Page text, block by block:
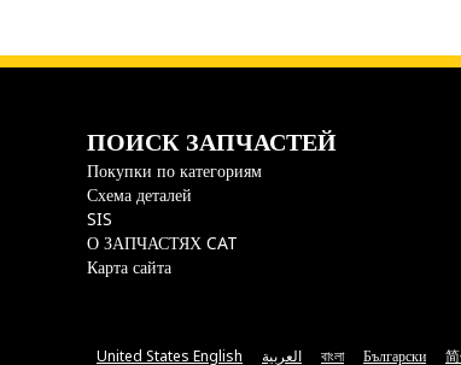
ПОИСК ЗАПЧАСТЕЙ
Покупки по категориям
Схема деталей
SIS
О ЗАПЧАСТЯХ CAT
Карта сайта
United States English العربية বাংলা Български